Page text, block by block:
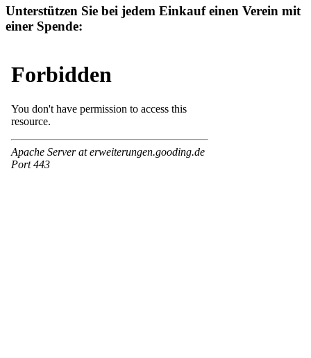
Unterstützen Sie bei jedem Einkauf einen Verein mit
einer Spende: